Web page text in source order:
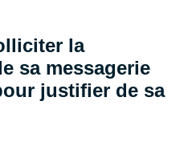
la
sa messagerie
justifier de sa